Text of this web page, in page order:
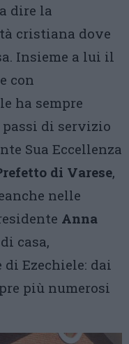
dire la
cristiana dove
Insieme a lui il
con
ha sempre
di servizio
Sua Eccellenza
di Varese,
nelle
Anna
casa,
Ezechiele: dai
più numerosi